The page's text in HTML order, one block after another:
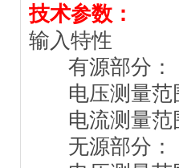
技术参数：
输入特性
有源部分：
电压测量范
电流测量范
无源部分：